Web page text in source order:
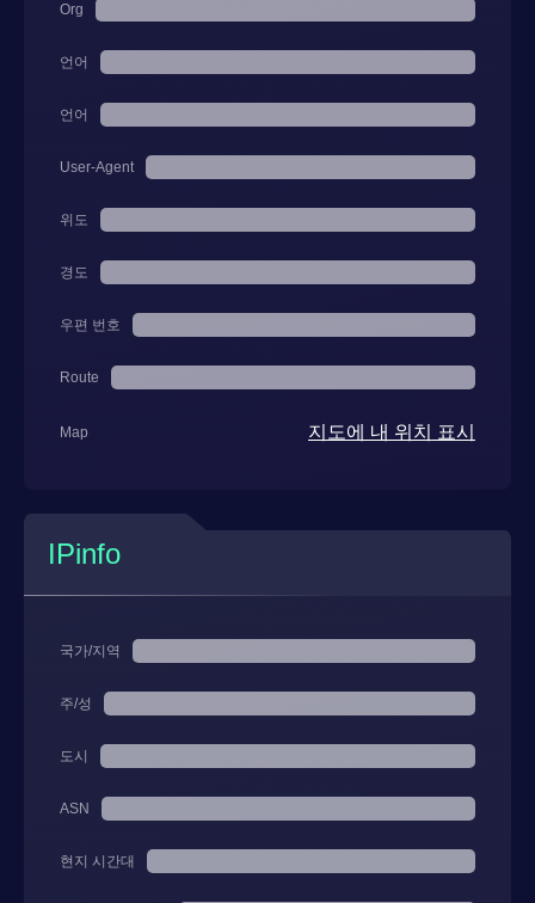
Org
언어
언어
User-Agent
위도
경도
우편 번호
Route
Map 지도에 내 위치 표시
IPinfo
국가/지역
주/성
도시
ASN
현지 시간대